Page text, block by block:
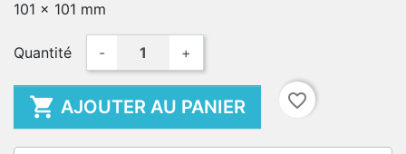
101 x 101 mm
Quantité - +
 AJOUTER AU PANIER favorite_border